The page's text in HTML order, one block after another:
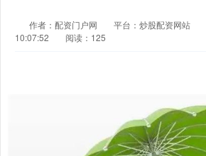
作者：配资门户网 平台：炒股配资网站
10:07:52
阅读：125